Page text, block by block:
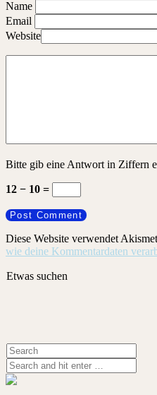
Name
Email
Website
Bitte gib eine Antwort in Ziffern
12 − 10 =
Diese Website verwendet
wie deine Kommentardaten
Etwas suchen